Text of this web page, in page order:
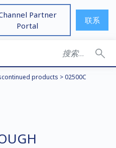
Partner
Portal
联系
products >02500C